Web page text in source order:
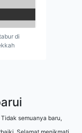
di
semuanya baru,